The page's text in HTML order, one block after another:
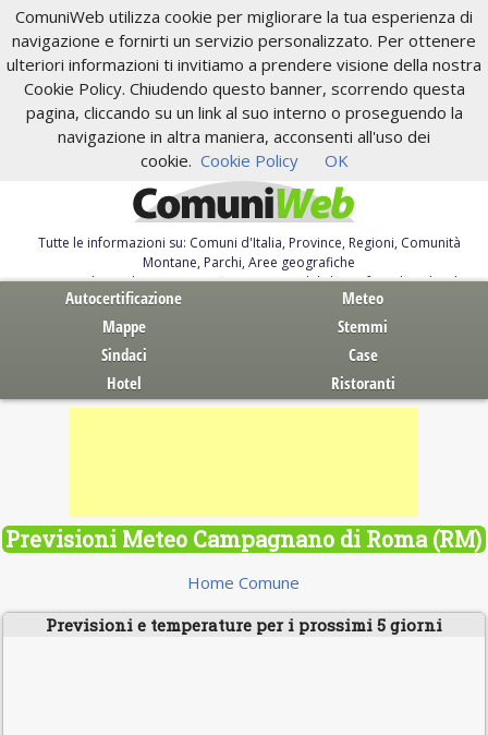
ComuniWeb utilizza cookie per migliorare la tua esperienza di
navigazione e fornirti un servizio personalizzato. Per ottenere
ulteriori informazioni ti invitiamo a prendere visione della nostra
Cookie Policy. Chiudendo questo banner, scorrendo questa
pagina, cliccando su un link al suo interno o proseguendo la
navigazione in altra maniera, acconsenti all'uso dei
cookie. Cookie Policy OK
Tutte le informazioni su: Comuni d'Italia, Province, Regioni, Comunità
Montane, Parchi, Aree geografiche
Servizi al Cittadino. Autocertificazione, moduli, leggi, free download
Autocertificazione
Meteo
Mappe
Stemmi
Sindaci
Case
Hotel
Ristoranti
Previsioni Meteo Campagnano di Roma (RM)
Home Comune
Previsioni e temperature per i prossimi 5 giorni